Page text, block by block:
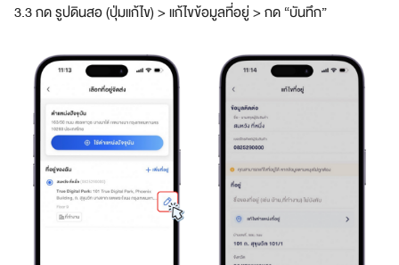
3.3 กด รูปดินสอ (ปุ่มแก้ไข) > แก้ไขข้อมูลที่อยู่ > กด “บันทึก”